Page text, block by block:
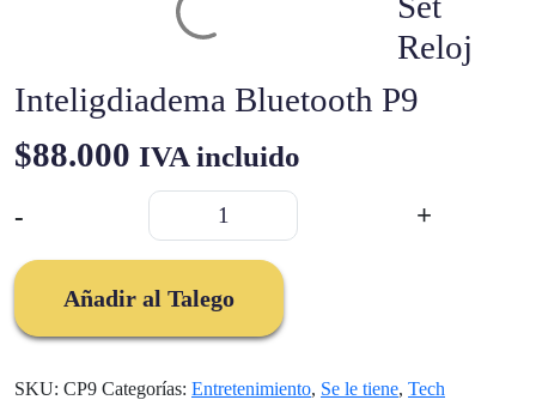
Reloj
Inteligdiadema Bluetooth P9
$88.000 IVA incluido
-
Set
Inteligdiadema
cantidad
+
Añadir al Talego
SKU: CP9 Categorías: Entretenimiento, Se le tiene, Tech